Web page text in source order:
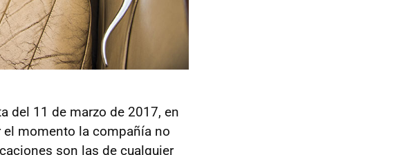
del 11 de marzo de 2017, en
el momento la compañía no
son las de cualquier